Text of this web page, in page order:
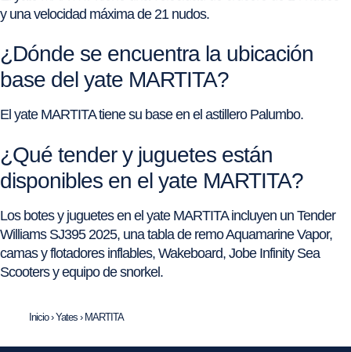
y una velocidad máxima de 21 nudos.
¿Dónde se encuentra la ubicación
base del yate MARTITA?
El yate MARTITA tiene su base en el astillero Palumbo.
¿Qué tender y juguetes están
disponibles en el yate MARTITA?
Los botes y juguetes en el yate MARTITA incluyen un Tender
Williams SJ395 2025, una tabla de remo Aquamarine Vapor,
camas y flotadores inflables, Wakeboard, Jobe Infinity Sea
Scooters y equipo de snorkel.
Inicio›Yates › MARTITA